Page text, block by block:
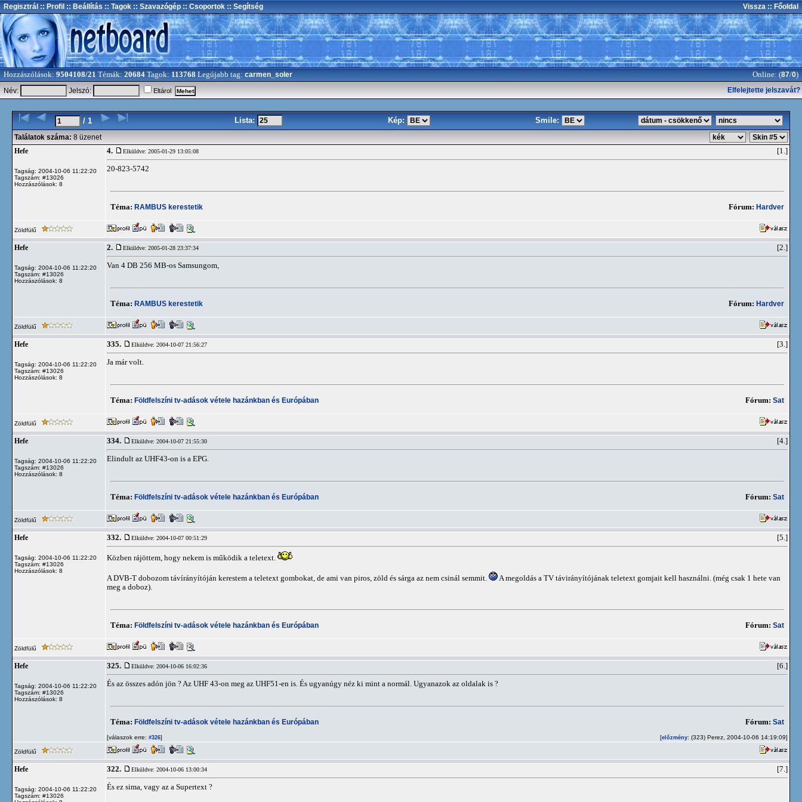
Regisztrál :: Profil :: Beállítás :: Tagok :: Szavazógép :: Csoportok :: Segítség Vissza :: Főoldal
Hozzászólások: 9504108/21 Témák: 20684 Tagok: 113768 Legújabb tag: carmen_soler Online: (87/0)
Név: Jelszó: Eltárol Elfelejtette jelszavát?
/ 1 Lista: Kép: Smile:
Találatok száma: 8 üzenet
Hefe
Tagság: 2004-10-06 11:22:20
Tagszám: #13026
Hozzászólások: 8
4. Elküldve: 2005-01-29 13:05:08 [1.]
20-823-5742
Téma: RAMBUS kerestetik Fórum: Hardver
Zöldfülű
Hefe
Tagság: 2004-10-06 11:22:20
Tagszám: #13026
Hozzászólások: 8
2. Elküldve: 2005-01-28 23:37:34 [2.]
Van 4 DB 256 MB-os Samsungom,
Téma: RAMBUS kerestetik Fórum: Hardver
Zöldfülű
Hefe
Tagság: 2004-10-06 11:22:20
Tagszám: #13026
Hozzászólások: 8
335. Elküldve: 2004-10-07 21:56:27 [3.]
Ja már volt.
Téma: Földfelszíni tv-adások vétele hazánkban és Európában Fórum: Sat
Zöldfülű
Hefe
Tagság: 2004-10-06 11:22:20
Tagszám: #13026
Hozzászólások: 8
334. Elküldve: 2004-10-07 21:55:30 [4.]
Elindult az UHF43-on is a EPG.
Téma: Földfelszíni tv-adások vétele hazánkban és Európában Fórum: Sat
Zöldfülű
Hefe
Tagság: 2004-10-06 11:22:20
Tagszám: #13026
Hozzászólások: 8
332. Elküldve: 2004-10-07 00:51:29 [5.]
Közben rájöttem, hogy nekem is működik a teletext.
A DVB-T dobozom távírányítóján kerestem a teletext gombokat, de ami van piros, zöld és sárga az nem csinál semmit.
A megoldás a TV távirányítójának teletext gomjait kell használni. (még csak 1 hete van
meg a doboz).
Téma: Földfelszíni tv-adások vétele hazánkban és Európában Fórum: Sat
Zöldfülű
Hefe
Tagság: 2004-10-06 11:22:20
Tagszám: #13026
Hozzászólások: 8
325. Elküldve: 2004-10-06 16:02:36 [6.]
És az összes adón jön ? Az UHF 43-on meg az UHF51-en is. És ugyanúgy néz ki mint a normál. Ugyanazok az oldalak is ?
Téma: Földfelszíni tv-adások vétele hazánkban és Európában Fórum: Sat
[válaszok erre: #326] [előzmény: (323) Perez, 2004-10-06 14:19:09]
Zöldfülű
Hefe
Tagság: 2004-10-06 11:22:20
Tagszám: #13026
322. Elküldve: 2004-10-06 13:00:34 [7.]
És ez sima, vagy az a Supertext ?